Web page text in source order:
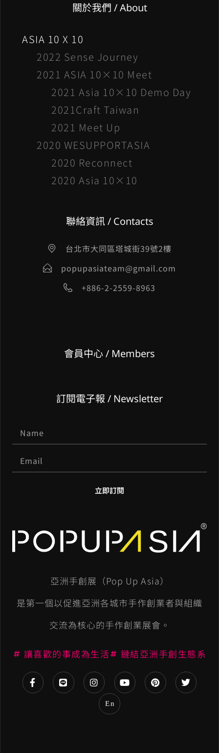
關於我們 / About
ASIA 10 X 10
2022 Sense Journey
2021 ASIA 10×10 Meet
2021 Asia 10×10 Demo Day
2021Craft Taiwan
2021 Meet Up
2020 WESUPPORTASIA
2020 Reconnect
2020 Asia 10×10
聯絡資訊 / Contacts
台北市大同區塔城街39號2樓
popupasiateam@gmail.com
+886-2-2559-8963
亞洲手創展（Pop Up Asia）
是第一個以促進亞洲各城市手作創業者與組織
交流為核心的手作創業展會。
讓喜歡的事成為生活 鏈結亞洲手創生態系
En
會員中心 / Members
訂閱電子報 / Newsletter
立即訂閱
l
t
n
i